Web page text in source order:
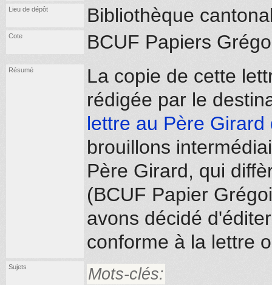
Lieu de dépôt Bibliothèque
Cote BCUF Papiers
Résumé
La copie de cette
rédigée par le
lettre au Père
brouillons
Père Girard, qui
(BCUF Papier
avons décidé
conforme à la lettre
Sujets Mots-clés: